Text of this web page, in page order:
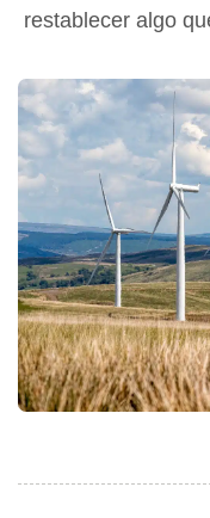
restablecer algo